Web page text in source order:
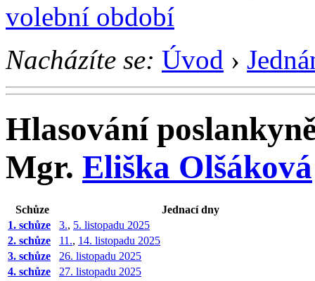
volební období
Nacházíte se: Úvod ›
Hlasování
Mgr. Eliška Olšáková
Schůze
Jednací dny
1. schůze
3., 5. listopadu 2025
2. schůze
11., 14. listopadu 2025
3. schůze
26. listopadu 2025
4. schůze
27. listopadu 2025